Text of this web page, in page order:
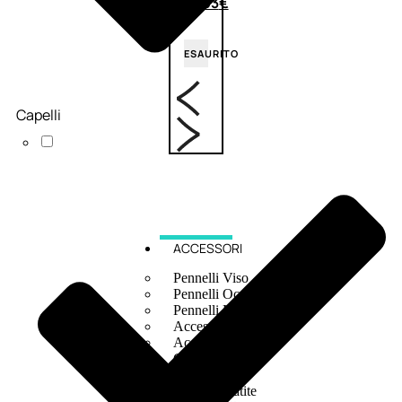
ESAURITO
ACCESSORI
Pennelli Viso
Pennelli Occhi
Pennelli Labbra
Accessori Make Up
Accessori Occhi
Ciglia Finte
Temperamatite
Capelli